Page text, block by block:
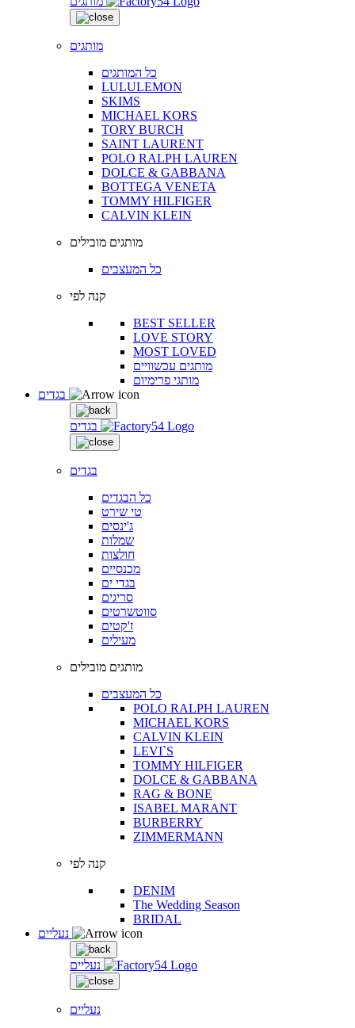
מותגים
כל המותגים
LULULEMON
SKIMS
MICHAEL KORS
TORY BURCH
SAINT LAURENT
POLO RALPH LAUREN
DOLCE & GABBANA
BOTTEGA VENETA
TOMMY HILFIGER
CALVIN KLEIN
מותגים מובילים
כל המעצבים
קנה לפי
BEST SELLER
LOVE STORY
MOST LOVED
מותגים עכשוויים
מותגי פרימיום
בגדים
בגדים
כל הבגדים
טי שירט
ג'ינסים
שמלות
חולצות
מכנסיים
בגדי ים
סריגים
סווטשרטים
ז'קטים
מעילים
מותגים מובילים
כל המעצבים
POLO RALPH LAUREN
MICHAEL KORS
CALVIN KLEIN
LEVI`S
TOMMY HILFIGER
DOLCE & GABBANA
RAG & BONE
ISABEL MARANT
BURBERRY
ZIMMERMANN
קנה לפי
DENIM
The Wedding Season
BRIDAL
נעליים
נעליים